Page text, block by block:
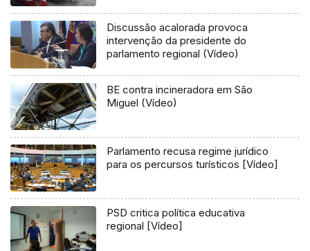
Discussão acalorada provoca
intervenção da presidente do
parlamento regional (Vídeo)
BE contra incineradora em São
Miguel (Vídeo)
Parlamento recusa regime jurídico
para os percursos turísticos [Vídeo]
PSD critica política educativa
regional [Vídeo]